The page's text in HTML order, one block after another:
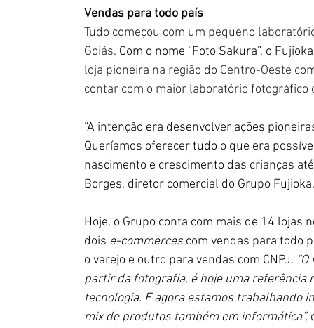
Vendas para todo país
Tudo começou com um pequeno
Goiás. Com o nome “Foto Sakura”, o
loja pioneira na região do Centro-Oeste
contar com o maior laboratório fotográfico
“A intenção era desenvolver ações
Queríamos oferecer tudo o que era
nascimento e crescimento das crianças
Borges, diretor comercial do Grupo Fujioka.
Hoje, o Grupo conta com mais de 14 lojas
dois e-commerces com vendas para todo
o varejo e outro para vendas com CNPJ.
partir da fotografia, é hoje uma
tecnologia. E agora estamos trabalhando
mix de produtos também em informática”,